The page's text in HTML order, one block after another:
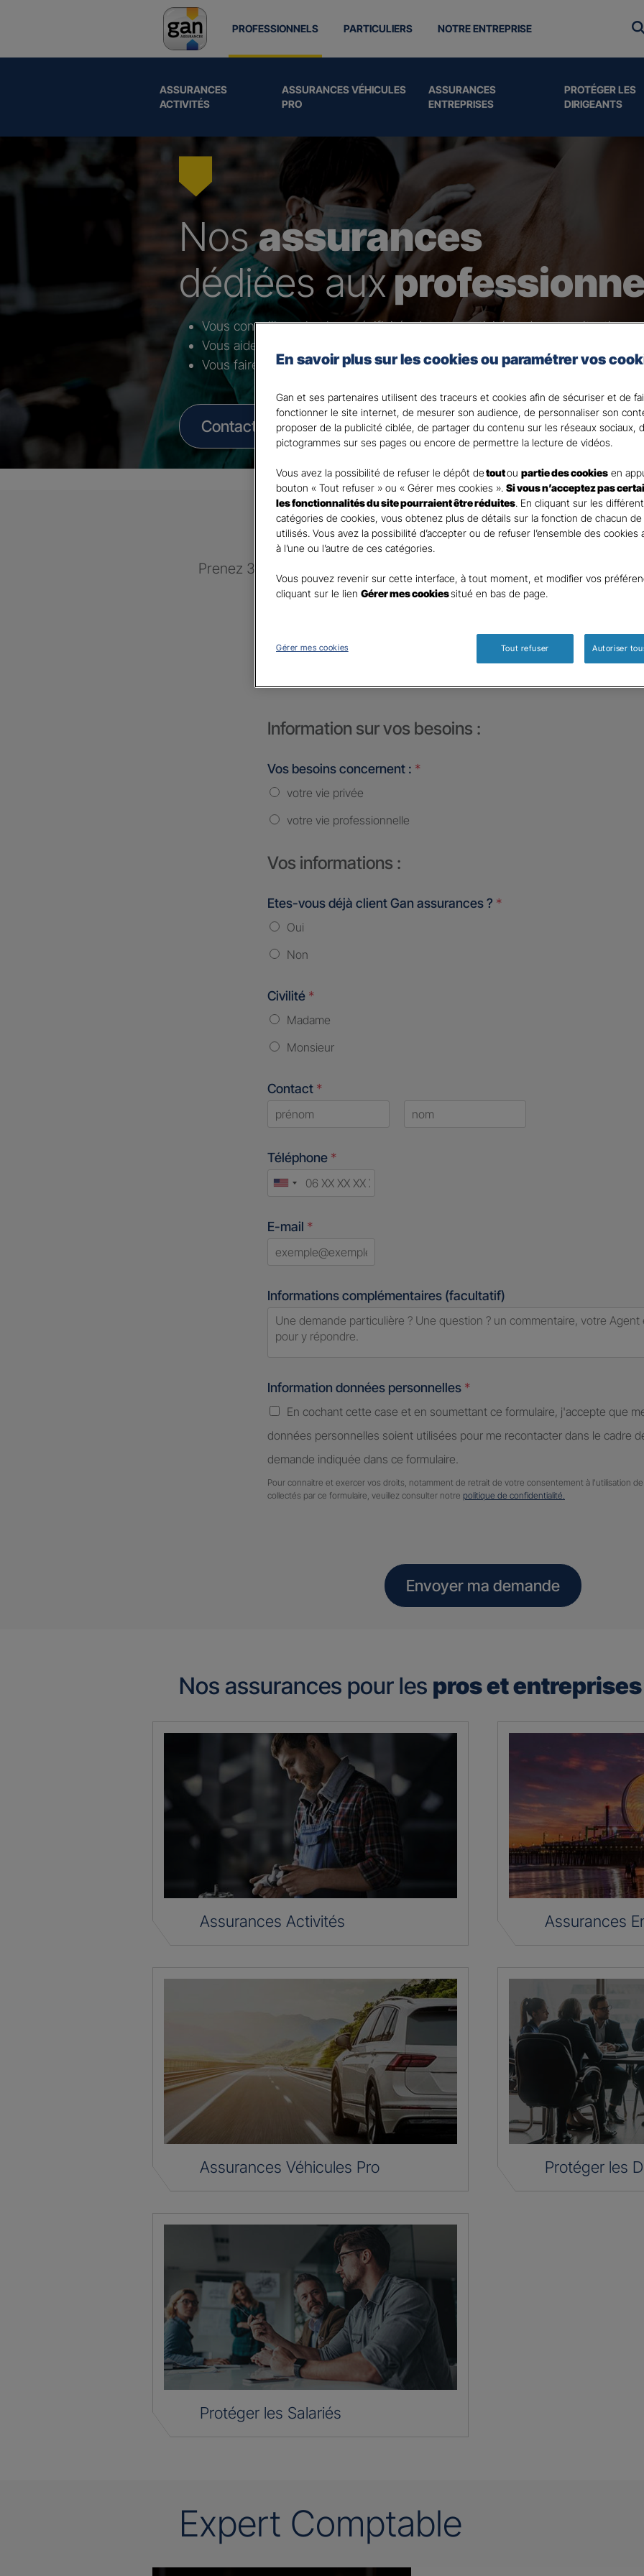
PROFESSIONNELS
ASSURANCES
ACTIVITÉS
ASSURANCES VÉHICULES
PRO
ASSURANCES
ENTREPRISES
PROTÉGER LES
DIRIGEANTS
PARTICULIERS NOTRE ENTREPRISE
Nosassurances
dédiées aux
Vous conseiller selon les spécificités de votre activité et de votre situation.
Vous aider à mettre en place des moyens de prévention au cœur de votre
Vous faire bénéficier de notre expertise et réactivité en cas de sinistre.
Contacter un Agent
DEMANDE DE DEVIS
Prenez 3 minutes pour remplir ce rapide questionnaire afin que
recontacte rapidement pour finaliser l’étude précise de
GAN ASSURANCES PARIS RANELAGH
Information sur vos besoins :
Vos besoins concernent : *
votre vie privée
votre vie professionnelle
Vos informations :
Etes-vous déjà client Gan assurances ? *
Oui
Non
Civilité *
Madame
Monsieur
Contact *
Téléphone *
United
+1
E-mail *
Informations complémentaires (facultatif)
Information données personnelles *
En cochant cette case et en soumettant ce formulaire, j'accepte que
données personnelles soient utilisées pour me recontacter dans le cadre
demande indiquée dans ce formulaire.
Pour connaitre et exercer vos droits, notamment de retrait de votre consentement à l'utilisation
collectés par ce formulaire, veuillez consulter notre politique de confidentialité.
Envoyer ma demande
Nos assurances pour les pros et
Assurances Activités Assurances
Assurances Véhicules Pro Protéger les
Protéger les Salariés
Expert Comptable
En savoir plus sur les cookies ou paramétrer vos
Gan et ses partenaires utilisent des traceurs et cookies afin de sécuriser et de
fonctionner le site internet, de mesurer son audience, de personnaliser son
proposer de la publicité ciblée, de partager du contenu sur les réseaux sociaux,
pictogrammes sur ses pages ou encore de permettre la lecture de vidéos.
Vous avez la possibilité de refuser le dépôt detoutou partie des cookies en
bouton « Tout refuser » ou « Gérer mes cookies ». Si vous n’acceptez pas
les fonctionnalités du site pourraient être réduites. En cliquant sur les
catégories de cookies, vous obtenez plus de détails sur la fonction de chacun
utilisés. Vous avez la possibilité d’accepter ou de refuser l’ensemble des cookies
à l’une ou l’autre de ces catégories.
Vous pouvez revenir sur cette interface, à tout moment, et modifier vos
cliquant sur le lien Gérer mes cookiessitué en bas de page.
Gérer mes cookies Tout refuser Autoriser